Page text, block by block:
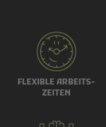
FLEXIBLE ARBEITS­
ZEITEN